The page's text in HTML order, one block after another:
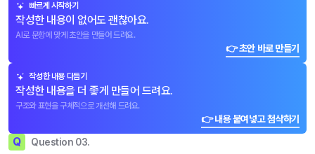
빠르게 시작하기
작성한 내용이 없어도 괜찮아요.
AI로 문항에 맞게 초안을 만들어 드려요.
👉 초안 바로 만들기
작성한 내용 다듬기
작성한 내용을 더 좋게 만들어 드려요.
구조와 표현을 구체적으로 개선해 드려요.
👉 내용 붙여넣고 첨삭하기
Q Question 03.